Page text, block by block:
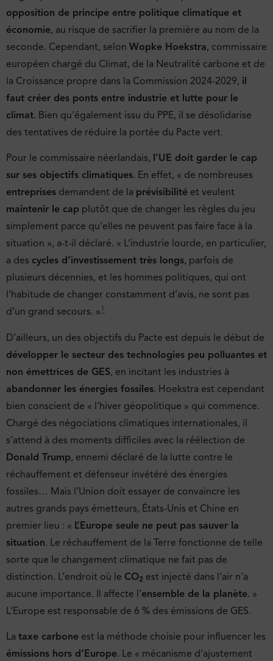
opposition de principe entre politique climatique et
économie, au risque de sacrifier la première au nom de la
seconde. Cependant, selon Wopke Hoekstra, commissaire
européen chargé du Climat, de la Neutralité carbone et de
la Croissance propre dans la Commission 2024-2029, il
faut créer des ponts entre industrie et lutte pour le
climat. Bien qu’également issu du PPE, il se désolidarise
des tentatives de réduire la portée du Pacte vert.
Pour le commissaire néerlandais, l’UE doit garder le cap
sur ses objectifs climatiques. En effet, « de nombreuses
entreprises demandent de la prévisibilité et veulent
maintenir le cap plutôt que de changer les règles du jeu
simplement parce qu’elles ne peuvent pas faire face à la
situation », a-t-il déclaré. « L’industrie lourde, en particulier,
a des cycles d’investissement très longs, parfois de
plusieurs décennies, et les hommes politiques, qui ont
l’habitude de changer constamment d’avis, ne sont pas
d’un grand secours. » 1
D’ailleurs, un des objectifs du Pacte est depuis le début de
développer le secteur des technologies peu polluantes et
non émettrices de GES, en incitant les industries à
abandonner les énergies fossiles. Hoekstra est cependant
bien conscient de « l’hiver géopolitique » qui commence.
Chargé des négociations climatiques internationales, il
s’attend à des moments difficiles avec la réélection de
Donald Trump, ennemi déclaré de la lutte contre le
réchauffement et défenseur invétéré des énergies
fossiles… Mais l’Union doit essayer de convaincre les
autres grands pays émetteurs, États-Unis et Chine en
premier lieu : « L’Europe seule ne peut pas sauver la
situation. Le réchauffement de la Terre fonctionne de telle
sorte que le changement climatique ne fait pas de
distinction. L’endroit où le CO2 est injecté dans l’air n’a
aucune importance. Il affecte l’ensemble de la planète. »
L’Europe est responsable de 6 % des émissions de GES.
La taxe carbone est la méthode choisie pour influencer les
émissions hors d’Europe. Le « mécanisme d’ajustement